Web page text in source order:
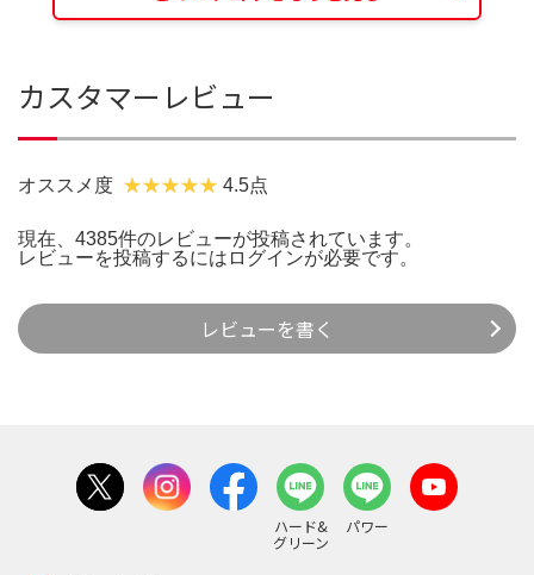
カスタマーレビュー
オススメ度 4.5点
現在、4385件のレビューが投稿されています。
レビューを投稿するには ログインが必要です。
レビューを書く
ハード&
グリーン
パワー